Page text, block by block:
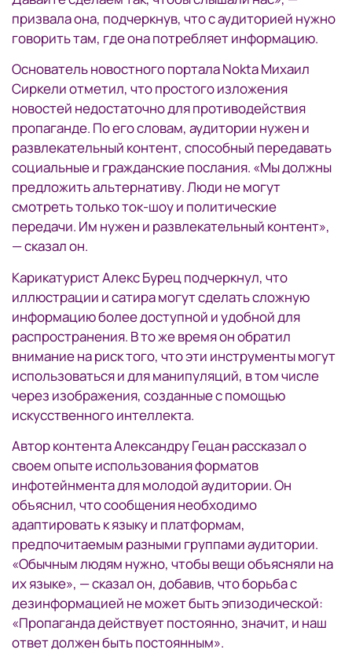
призвала она, подчеркнув, что с аудиторией нужно
говорить там, где она потребляет информацию.
Основатель новостного портала Nokta Михаил
Сиркели отметил, что простого изложения
новостей недостаточно для противодействия
пропаганде. По его словам, аудитории нужен и
развлекательный контент, способный передавать
социальные и гражданские послания. «Мы должны
предложить альтернативу. Люди не могут
смотреть только ток-шоу и политические
передачи. Им нужен и развлекательный контент»,
— сказал он.
Карикатурист Алекс Бурец подчеркнул, что
иллюстрации и сатира могут сделать сложную
информацию более доступной и удобной для
распространения. В то же время он обратил
внимание на риск того, что эти инструменты могут
использоваться и для манипуляций, в том числе
через изображения, созданные с помощью
искусственного интеллекта.
Автор контента Александру Гецан рассказал о
своем опыте использования форматов
инфотейнмента для молодой аудитории. Он
объяснил, что сообщения необходимо
адаптировать к языку и платформам,
предпочитаемым разными группами аудитории.
«Обычным людям нужно, чтобы вещи объясняли на
их языке», — сказал он, добавив, что борьба с
дезинформацией не может быть эпизодической:
«Пропаганда действует постоянно, значит, и наш
ответ должен быть постоянным».